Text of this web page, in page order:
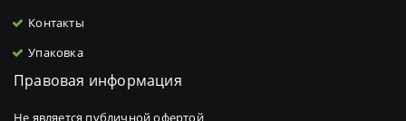
Контакты
Упаковка
Правовая информация
Не является публичной офертой